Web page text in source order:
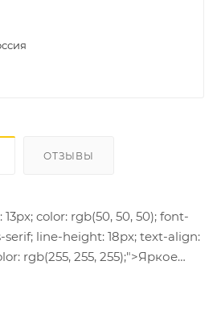
ОТЗЫВЫ
color: rgb(50, 50, 50); font-
serif; line-height: 18px; text-align:
rgb(255, 255, 255);">Яркое